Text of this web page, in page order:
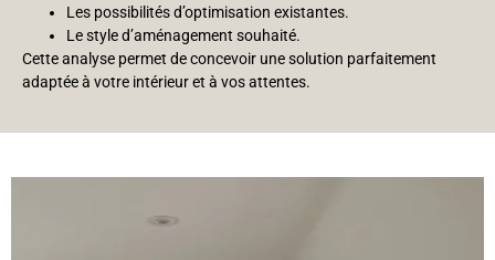
Les possibilités d’optimisation existantes.
Le style d’aménagement souhaité.
Cette analyse permet de concevoir une solution parfaitement
adaptée à votre intérieur et à vos attentes.